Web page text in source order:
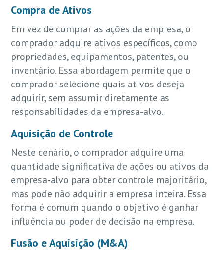
Compra de Ativos
Em vez de comprar as ações da empresa, o
comprador adquire ativos específicos, como
propriedades, equipamentos, patentes, ou
inventário. Essa abordagem permite que o
comprador selecione quais ativos deseja
adquirir, sem assumir diretamente as
responsabilidades da empresa-alvo.
Aquisição de Controle
Neste cenário, o comprador adquire uma
quantidade significativa de ações ou ativos da
empresa-alvo para obter controle majoritário,
mas pode não adquirir a empresa inteira. Essa
forma é comum quando o objetivo é ganhar
influência ou poder de decisão na empresa.
Fusão e Aquisição (M&A)